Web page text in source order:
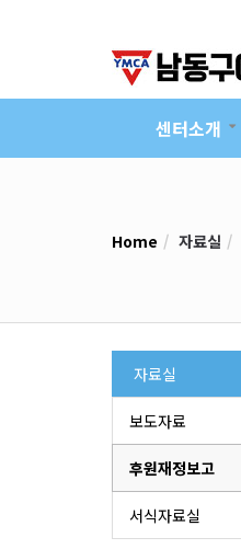
센터소개
Home 자료실
자료실
보도자료
후원재정보고
서식자료실